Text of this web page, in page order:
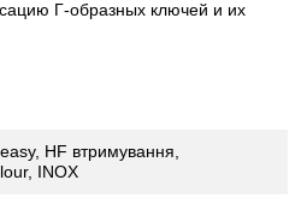
Г-образных ключей и их
HF втримування,
INOX